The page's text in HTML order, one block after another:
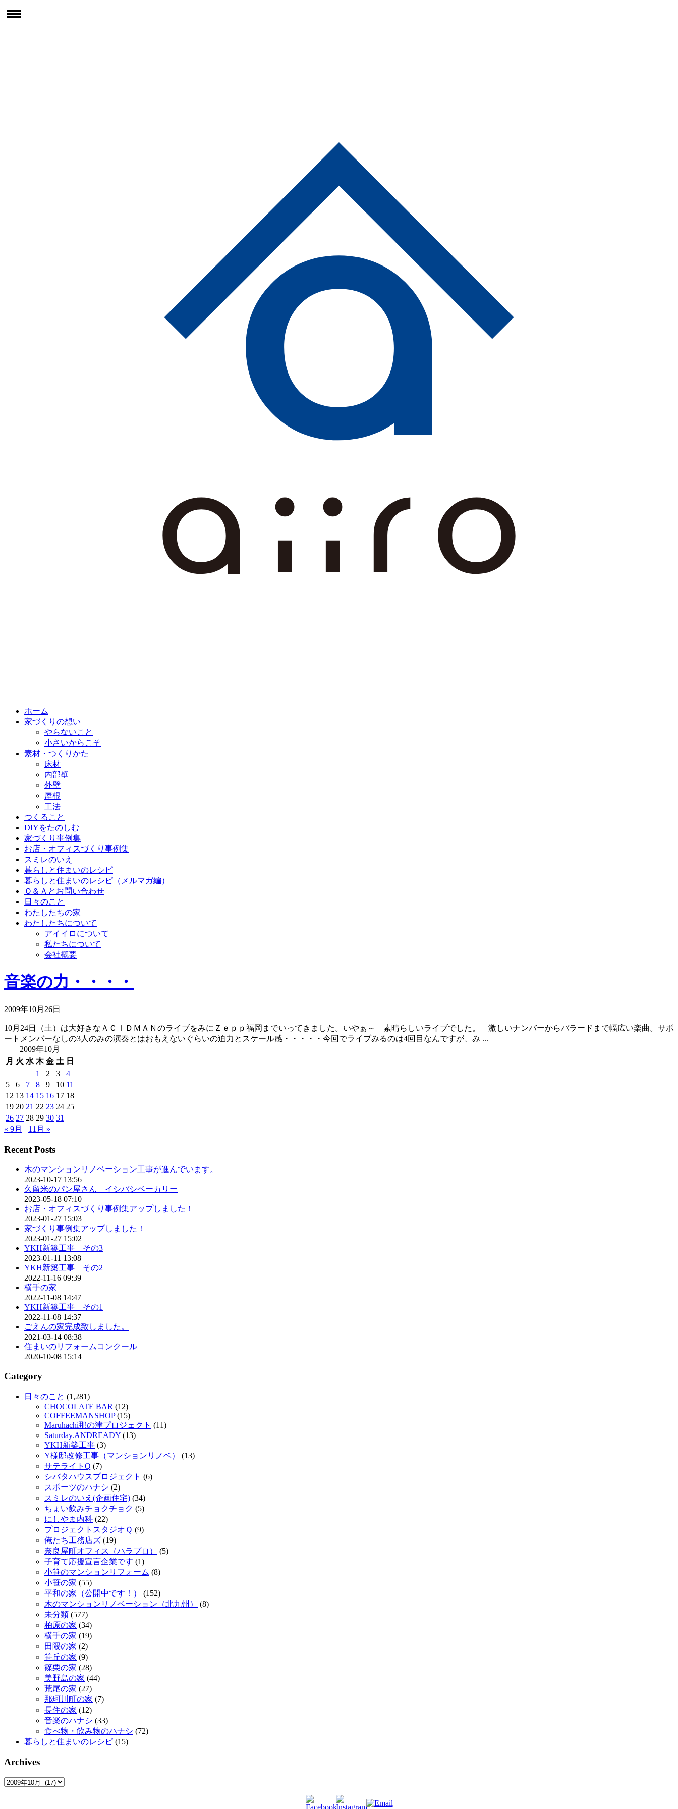
ホーム
家づくりの想い
やらないこと
小さいからこそ
素材・つくりかた
床材
内部壁
外壁
屋根
工法
つくること
DIYをたのしむ
家づくり事例集
お店・オフィスづくり事例集
スミレのいえ
暮らしと住まいのレシピ
暮らしと住まいのレシピ（メルマガ編）
Ｑ＆Ａとお問い合わせ
日々のこと
わたしたちの家
わたしたちについて
アイイロについて
私たちについて
会社概要
音楽の力・・・・
2009年10月26日
10月24日（土）は大好きなＡＣＩＤＭＡＮのライブをみにＺｅｐｐ福岡までいってきました。いやぁ～ 素晴らしいライブでした。 激しいナンバーからバラードまで幅広い楽曲。サポ
ートメンバーなしの3人のみの演奏とはおもえないぐらいの迫力とスケール感・・・・・今回でライブみるのは4回目なんですが、み ...
2009年10月
月 火 水 木 金 土 日
1
2 3
4
5
6 7 8 9 10 11
12 13 14 15 16 17 18
19 20 21 22 23 24 25
26 27 28 29 30 31
« 9月
11月 »
Recent Posts
木のマンションリノベーション工事が進んでいます。
2023-10-17 13:56
久留米のパン屋さん イシバシベーカリー
2023-05-18 07:10
お店・オフィスづくり事例集アップしました！
2023-01-27 15:03
家づくり事例集アップしました！
2023-01-27 15:02
YKH新築工事 その3
2023-01-11 13:08
YKH新築工事 その2
2022-11-16 09:39
横手の家
2022-11-08 14:47
YKH新築工事 その1
2022-11-08 14:37
ごえんの家完成致しました。
2021-03-14 08:38
住まいのリフォームコンクール
2020-10-08 15:14
Category
日々のこと (1,281)
CHOCOLATE BAR (12)
COFFEEMANSHOP(15)
Maruhachi那の津プロジェクト (11)
Saturday.ANDREADY (13)
YKH新築工事 (3)
Y様邸改修工事（マンションリノベ）
(13)
サテライトQ (7)
シバタハウスプロジェクト (6)
スポーツのハナシ (2)
スミレのいえ(企画住宅) (34)
ちょい飲みチョクチョク (5)
にしやま内科 (22)
プロジェクトスタジオＱ (9)
俺たち工務店ズ (19)
奈良屋町オフィス（ハラプロ）
(5)
子育て応援宣言企業です (1)
小笹のマンションリフォーム (8)
小笹の家 (55)
平和の家（公開中です！）
(152)
木のマンションリノベーション（北九州）
(8)
未分類 (577)
柏原の家 (34)
横手の家 (19)
田隈の家 (2)
笹丘の家 (9)
篠栗の家 (28)
美野島の家 (44)
荒尾の家 (27)
那珂川町の家 (7)
長住の家 (12)
音楽のハナシ (33)
食べ物・飲み物のハナシ (72)
暮らしと住まいのレシピ (15)
Archives
Archives